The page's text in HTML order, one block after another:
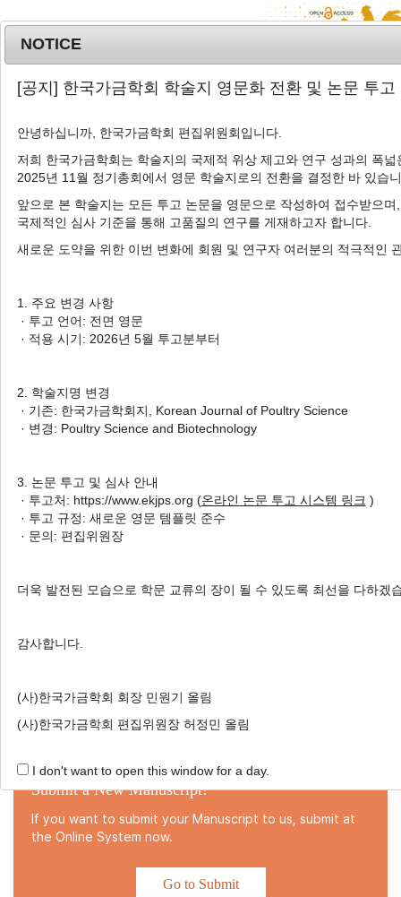
T
o
e
n
a
MENU
Advanced Search List
Author: Seul-Ki-Chan Jeong
1 Articles are founded.
콜리플라워 분말의 첨가가 저지방 닭가슴살 소시지 품질
에 미치는 영향
, Kyung Jo
우민경, 이선민, 정슬기찬, 전하연, 한석희, 김소은, 정사무엘, 조경
Korean J. Poult. Sci. 2024;51(2):47-56.
HTML PDF PubReader
Online Submission
Submit a New Manuscript!
If you want to submit your Manuscript to us, submit at
the Online System now.
Go to Submit
NOTICE
[공지] 한국가금학회 학술지 영문화 전환 및 논문 투고
안녕하십니까, 한국가금학회 편집위원회입니다.
저희 한국가금학회는 학술지의 국제적 위상 제고와 연구 성과의 폭넓
2025년 11월 정기총회에서 영문 학술지로의 전환을 결정한 바 있습
앞으로 본 학술지는 모든 투고 논문을 영문으로 작성하여 접수받으며,
국제적인 심사 기준을 통해 고품질의 연구를 게재하고자 합니다.
새로운 도약을 위한 이번 변화에 회원 및 연구자 여러분의 적극적인
1. 주요 변경 사항
· 투고 언어: 전면 영문
· 적용 시기: 2026년 5월 투고분부터
2. 학술지명 변경
· 기존: 한국가금학회지, Korean Journal of Poultry Science
· 변경: Poultry Science and Biotechnology
3. 논문 투고 및 심사 안내
· 투고처: https://www.ekjps.org (온라인 논문 투고 시스템 링크 )
· 투고 규정: 새로운 영문 템플릿 준수
· 문의: 편집위원장
더욱 발전된 모습으로 학문 교류의 장이 될 수 있도록 최선을 다하겠
감사합니다.
(사)한국가금학회 회장 민원기 올림
(사)한국가금학회 편집위원장 허정민 올림
I don't want to open this window for a day.